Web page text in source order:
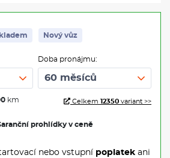
Nový vůz
km
Doba pronájmu:
Celkem 12350 variant >>
prohlídky v ceně
nebo vstupní poplatekani